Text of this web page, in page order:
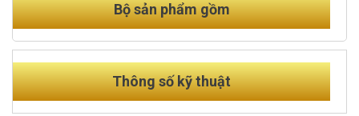
Bộ sản phẩm gồm
Thông số kỹ thuật